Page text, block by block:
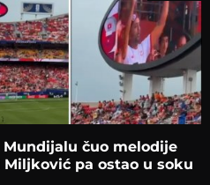
Mundijalu čuo melodije
pa ostao u soku